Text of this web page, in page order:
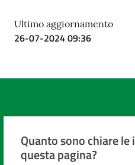
Ultimo aggiornamento
26-07-2024 09:36
Quanto sono chiare
questa pagina?